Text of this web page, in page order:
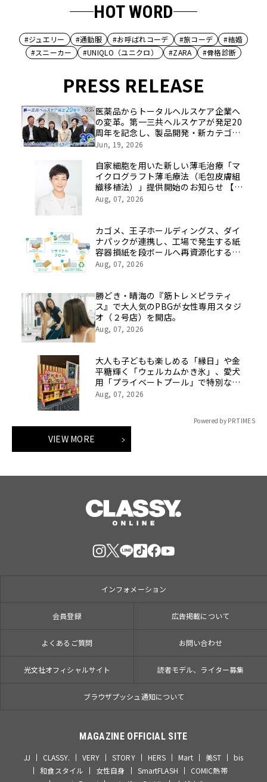
HOT WORD
#ジュエリー #通勤服 #お呼ばれコーデ #旅コーデ
#結婚
#スニーカー
#UNIQLO（ユニクロ） #ZARA #骨格診断
PRESS RELEASE
医薬品からトータルヘルスケア企業へ
の変革。第一三共ヘルスケアが発足20
周年を記念し、製品開発・新カテゴリ
挑戦の舞台や旧社統合時のエピソード
像を公開！
Jun, 19, 2026
自家細胞を用いた新しい薄毛治療「マ
イクログラフト薄毛療法（毛包皮膚組
織移植法）」提供開始のお知らせ 【医
療法人社団 青真会 青山エルクリニ
Aug, 07, 2026
カゴメ、王子ホールディングス、ダイ
ナパックが連携し、工場で発生する紙
容器損紙を段ボールへ再資源化する実
証を開始
Aug, 07, 2026
勝どき・晴海の『筋トレ×ピラティ
ス』で大人気のPBGが女性専用スタジ
オ（２号店）を開店。
Aug, 07, 2026
大人も子どもも楽しめる「縁日」や金
平糖輝く「ウェルカムかき氷」、愛犬
用「プライベートプール」で特別な夏
休みをお届け
Aug, 07, 2026
Powered by PR TIMES
VIEW MORE
インフォメーション
会員登録 広告掲載について
よくあるご質問 お問い合わせ
光文社オフィシャルサイト 読者モデル、ライター募集
ブラウザプッシュ通知について
MAGAZINE OFFICIAL SITE
JJ CLASSY. VERY STORY HERS Mart 美ST
bis
和食スタイル
女性自身 SmartFLASH
COMIC熱帯